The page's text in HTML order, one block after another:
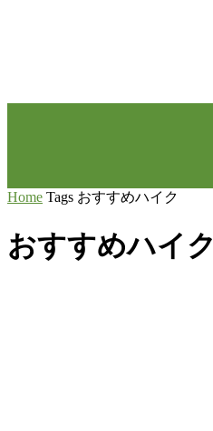
Home Tags おすすめハイク
おすすめハイク